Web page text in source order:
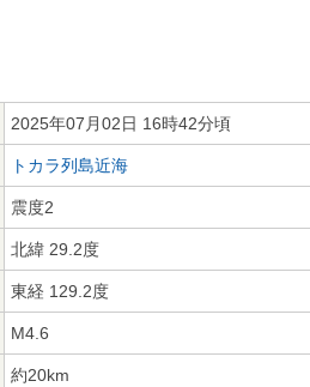
2025年07月02日 16時42分頃
トカラ列島近海
震度2
北緯 29.2度
東経 129.2度
M4.6
約20km